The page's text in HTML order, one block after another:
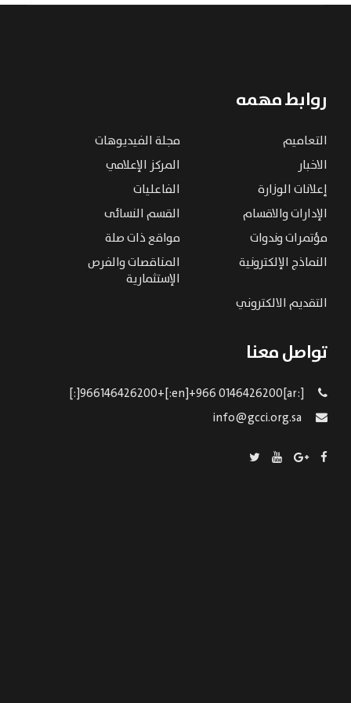
روابط مهمه
التعاميم
مجلة الفيديوهات
الاخبار
المركز الإعلامي
إعلانات الوزارة
الفاعليات
الإدارات والاقسام
القسم النسائى
مؤتمرات وندوات
مواقع ذات صلة
النماذج الإلكترونية
المناقصات والفرص
الإستثمارية
التقديم الالكتروني
تواصل معنا
[:ar]966146426200+[:en]+966 0146426200[:]